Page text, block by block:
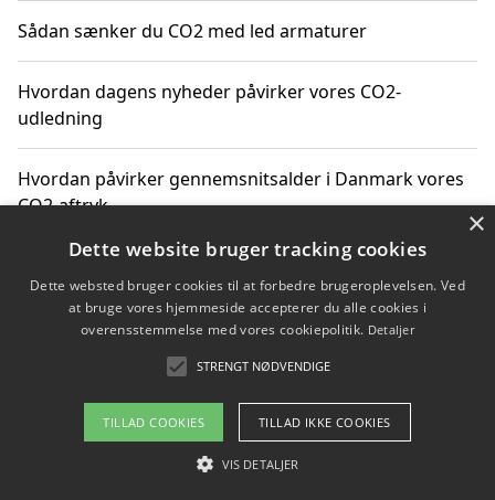
Sådan sænker du CO2 med led armaturer
Hvordan dagens nyheder påvirker vores CO2-
udledning
Hvordan påvirker gennemsnitsalder i Danmark vores
CO2-aftryk
Hvordan nyheder om CO2-udledning påvirker vores
hverdag
Om / kontakt
Blog Betingelser
×
Dette website bruger tracking cookies
Dette websted bruger cookies til at forbedre brugeroplevelsen. Ved
at bruge vores hjemmeside accepterer du alle cookies i
overensstemmelse med vores cookiepolitik. Detaljer
STRENGT NØDVENDIGE
TILLAD COOKIES TILLAD IKKE COOKIES
VIS DETALJER